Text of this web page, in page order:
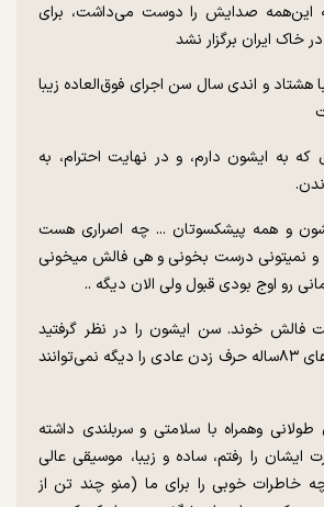
این‌همه صدایش را دوست می‌داشت، برای
خاک ایران برگزار نشد
هشتاد و اندی سال سن اجرای فوق‌العاده زیبا
که به ایشون دارم، و در نهایت احترام، به
و همه پیشکسوتان ... چه اصراری هست
و نمیتونی درست بخونی و هی فالش میخونی
رو اوج بودی قبول ولی الان دیگه ..
فالش خوند. سن ایشون را در نظر گرفتید
۸۳سال. خیلی از آدم‌های ۸۳ساله حرف زدن عادی را دیگه نمی‌توانند
طولانی و‌همراه با سلامتی و سربلندی داشته
ایشان را رفتم، ساده و زیبا، موسیقی عالی
خاطرات خوبی را برای ما (منو چند تن از